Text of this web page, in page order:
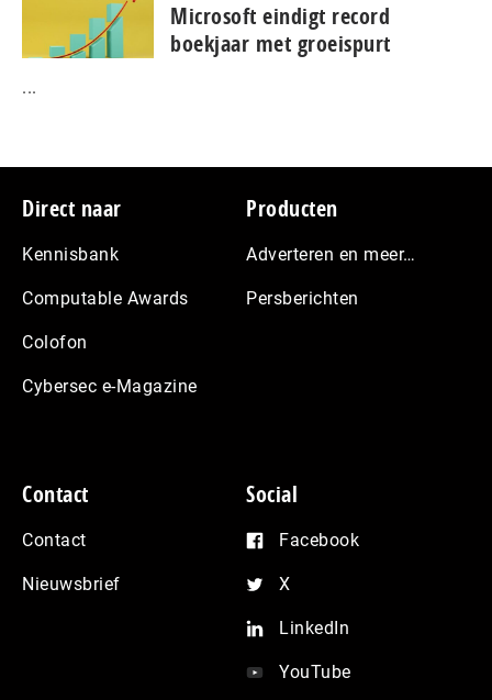
Microsoft eindigt record
boekjaar met groeispurt
...
Footer
Direct naar
Kennisbank
Computable Awards
Colofon
Cybersec e-Magazine
Producten
Adverteren en meer…
Persberichten
Contact
Contact
Nieuwsbrief
Social
Facebook
X
LinkedIn
YouTube